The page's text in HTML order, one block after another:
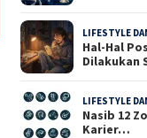
LIFESTYLE
Hal-Hal
Dilakukan
LIFESTYLE
Nasib 12
Karier…